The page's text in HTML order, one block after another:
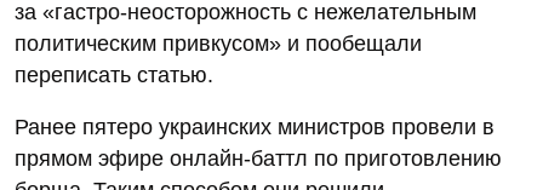
за «гастро-неосторожность с нежелательным
политическим привкусом» и пообещали
переписать статью.
Ранее пятеро украинских министров провели в
прямом эфире онлайн-баттл по приготовлению